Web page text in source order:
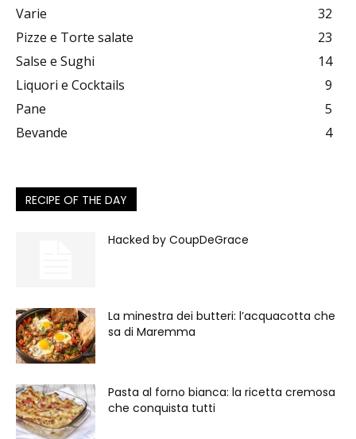
Varie
32
Pizze e Torte salate
23
Salse e Sughi
14
Liquori e Cocktails
9
Pane
5
Bevande
4
RECIPE OF THE DAY
Hacked by CoupDeGrace
La minestra dei butteri: l’acquacotta che
sa di Maremma
Pasta al forno bianca: la ricetta cremosa
che conquista tutti